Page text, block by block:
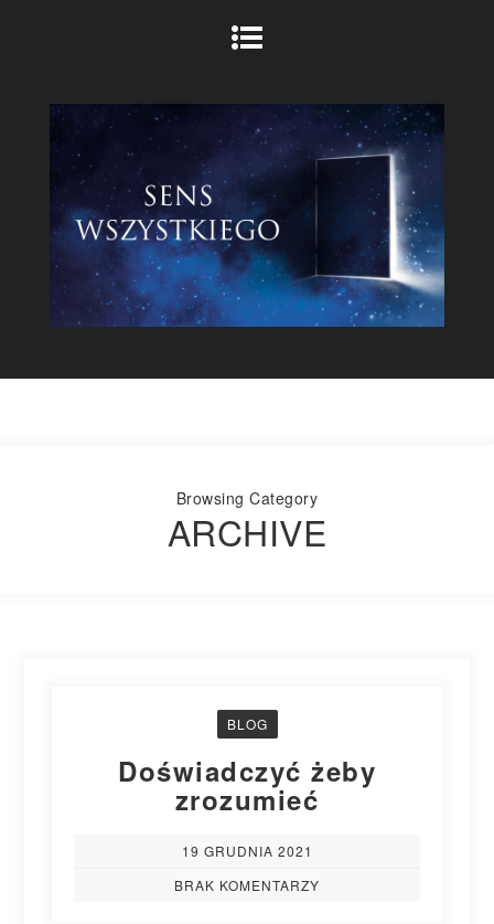
Browsing Category
ARCHIVE
BLOG
Doświadczyć żeby
zrozumieć
19 GRUDNIA 2021
BRAK KOMENTARZY